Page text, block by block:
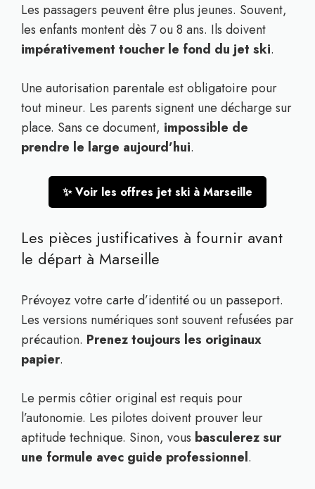
Les passagers peuvent être plus jeunes. Souvent,
les enfants montent dès 7 ou 8 ans. Ils doivent
impérativement toucher le fond du jet ski.
Une autorisation parentale est obligatoire pour
tout mineur. Les parents signent une décharge sur
place. Sans ce document, impossible de
prendre le large aujourd’hui.
✨ Voir les offres jet ski à Marseille
Les pièces justificatives à fournir avant
le départ à Marseille
Prévoyez votre carte d’identité ou un passeport.
Les versions numériques sont souvent refusées par
précaution. Prenez toujours les originaux
papier.
Le permis côtier original est requis pour
l’autonomie. Les pilotes doivent prouver leur
aptitude technique. Sinon, vous basculerez sur
une formule avec guide professionnel.